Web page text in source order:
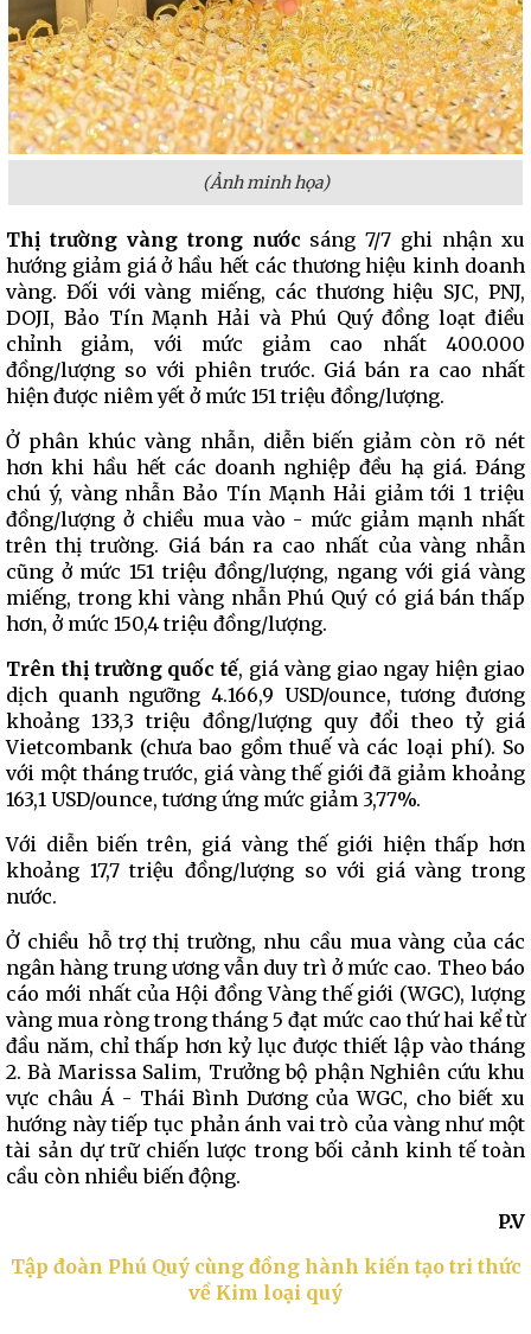
(Ảnh minh họa)
Thị trường vàng trong nước sáng 7/7 ghi nhận xu
hướng giảm giá ở hầu hết các thương hiệu kinh doanh
vàng. Đối với vàng miếng, các thương hiệu SJC, PNJ,
DOJI, Bảo Tín Mạnh Hải và Phú Quý đồng loạt điều
chỉnh giảm, với mức giảm cao nhất 400.000
đồng/lượng so với phiên trước. Giá bán ra cao nhất
hiện được niêm yết ở mức 151 triệu đồng/lượng.
Ở phân khúc vàng nhẫn, diễn biến giảm còn rõ nét
hơn khi hầu hết các doanh nghiệp đều hạ giá. Đáng
chú ý, vàng nhẫn Bảo Tín Mạnh Hải giảm tới 1 triệu
đồng/lượng ở chiều mua vào - mức giảm mạnh nhất
trên thị trường. Giá bán ra cao nhất của vàng nhẫn
cũng ở mức 151 triệu đồng/lượng, ngang với giá vàng
miếng, trong khi vàng nhẫn Phú Quý có giá bán thấp
hơn, ở mức 150,4 triệu đồng/lượng.
Trên thị trường quốc tế, giá vàng giao ngay hiện giao
dịch quanh ngưỡng 4.166,9 USD/ounce, tương đương
khoảng 133,3 triệu đồng/lượng quy đổi theo tỷ giá
Vietcombank (chưa bao gồm thuế và các loại phí). So
với một tháng trước, giá vàng thế giới đã giảm khoảng
163,1 USD/ounce, tương ứng mức giảm 3,77%.
Với diễn biến trên, giá vàng thế giới hiện thấp hơn
khoảng 17,7 triệu đồng/lượng so với giá vàng trong
nước.
Ở chiều hỗ trợ thị trường, nhu cầu mua vàng của các
ngân hàng trung ương vẫn duy trì ở mức cao. Theo báo
cáo mới nhất của Hội đồng Vàng thế giới (WGC), lượng
vàng mua ròng trong tháng 5 đạt mức cao thứ hai kể từ
đầu năm, chỉ thấp hơn kỷ lục được thiết lập vào tháng
2. Bà Marissa Salim, Trưởng bộ phận Nghiên cứu khu
vực châu Á - Thái Bình Dương của WGC, cho biết xu
hướng này tiếp tục phản ánh vai trò của vàng như một
tài sản dự trữ chiến lược trong bối cảnh kinh tế toàn
cầu còn nhiều biến động.
P.V
Tập đoàn Phú Quý cùng đồng hành kiến tạo tri thức
về Kim loại quý